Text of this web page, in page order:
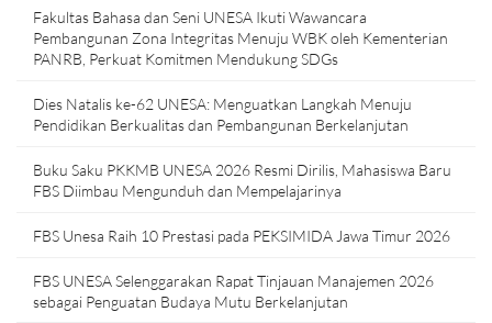
Fakultas Bahasa dan Seni UNESA Ikuti Wawancara
Pembangunan Zona Integritas Menuju WBK oleh Kementerian
PANRB, Perkuat Komitmen Mendukung SDGs
Dies Natalis ke-62 UNESA: Menguatkan Langkah Menuju
Pendidikan Berkualitas dan Pembangunan Berkelanjutan
Buku Saku PKKMB UNESA 2026 Resmi Dirilis, Mahasiswa Baru
FBS Diimbau Mengunduh dan Mempelajarinya
FBS Unesa Raih 10 Prestasi pada PEKSIMIDA Jawa Timur 2026
FBS UNESA Selenggarakan Rapat Tinjauan Manajemen 2026
sebagai Penguatan Budaya Mutu Berkelanjutan